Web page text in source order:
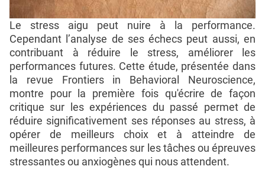
Le stress aigu peut nuire à la performance.
Cependant l’analyse de ses échecs peut aussi, en
contribuant à réduire le stress, améliorer les
performances futures. Cette étude, présentée dans
la revue Frontiers in Behavioral Neuroscience,
montre pour la première fois qu'écrire de façon
critique sur les expériences du passé permet de
réduire significativement ses réponses au stress, à
opérer de meilleurs choix et à atteindre de
meilleures performances sur les tâches ou épreuves
stressantes ou anxiogènes qui nous attendent.